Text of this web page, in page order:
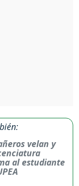
velan y
al estudiante